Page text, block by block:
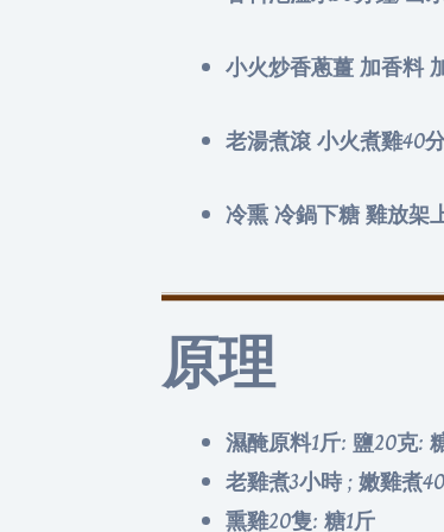
小火炒香蔥薑 加香料
老湯煮滾 小火煮雞40
冷熏 冷鍋下糖 雞放架
原理
濕醃原料1斤: 鹽20克:
老雞煮3小時 ; 嫩雞煮
熏雞20隻: 糖1斤